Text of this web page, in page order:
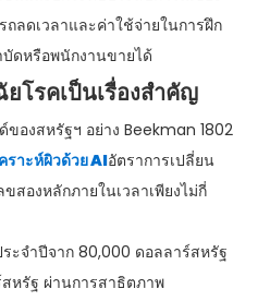
ลดเวลาและค่าใช้จ่ายในการฝึก
ดหรือพนักงานขายได้
โรคเป็นเรื่องสำคัญ
องสหรัฐฯ อย่าง Beekman 1802
ราะห์ผิวด้วย AIอัตราการเปลี่ยน
สองหลักภายในเวลาเพียงไม่กี่
ระจำปีจาก 80,000 ดอลลาร์สหรัฐ
หรัฐ ผ่านการสาธิตภาพ